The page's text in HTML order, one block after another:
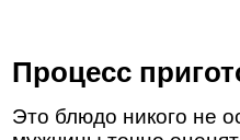
Процесс
Это блюдо никого не